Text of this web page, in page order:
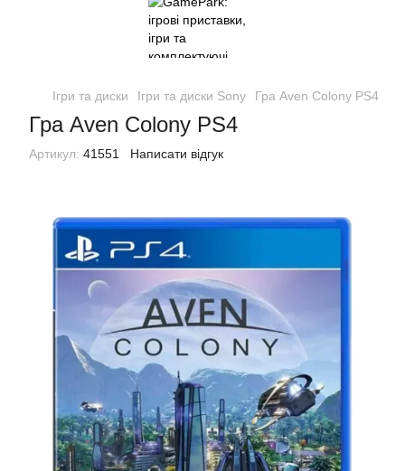
Ігри та диски Ігри та диски Sony Гра Aven Colony PS4
Гра Aven Colony PS4
Артикул: 41551 Написати відгук